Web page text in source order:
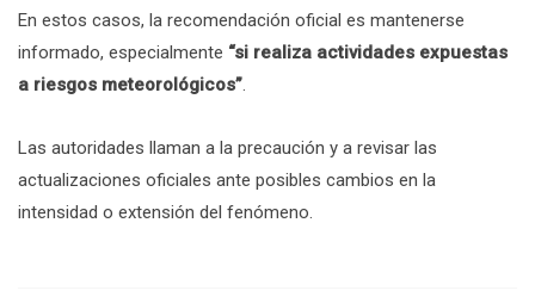
En estos casos, la recomendación oficial es mantenerse
informado, especialmente “si realiza actividades expuestas
a riesgos meteorológicos”.
Las autoridades llaman a la precaución y a revisar las
actualizaciones oficiales ante posibles cambios en la
intensidad o extensión del fenómeno.